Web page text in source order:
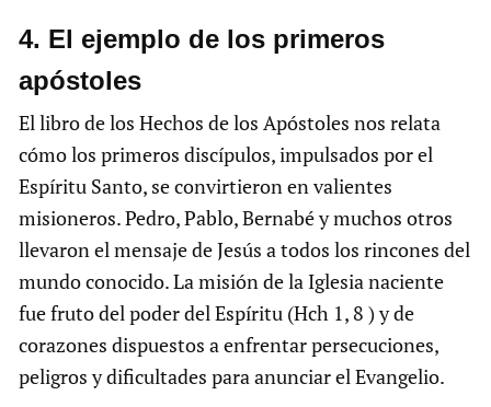
4. El ejemplo de los primeros
apóstoles
El libro de los Hechos de los Apóstoles nos relata
cómo los primeros discípulos, impulsados por el
Espíritu Santo, se convirtieron en valientes
misioneros. Pedro, Pablo, Bernabé y muchos otros
llevaron el mensaje de Jesús a todos los rincones del
mundo conocido. La misión de la Iglesia naciente
fue fruto del poder del Espíritu (Hch 1, 8 ) y de
corazones dispuestos a enfrentar persecuciones,
peligros y dificultades para anunciar el Evangelio.